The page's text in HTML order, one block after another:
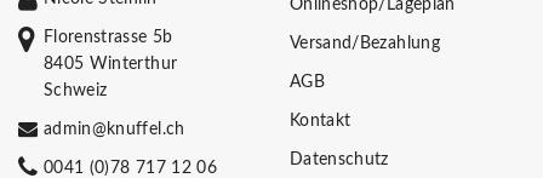
Florenstrasse 5b
8405 Winterthur
Schweiz
admin@knuffel.ch
0041 (0)78 717 12 06
Onlineshop/Lageplan
Versand/Bezahlung
AGB
Kontakt
Datenschutz